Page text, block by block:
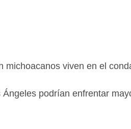
michoacanos viven en el
Ángeles podrían enfrentar